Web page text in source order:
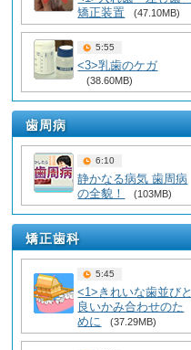
矯正装置
(47.10MB)
5:55
<3>乳歯のケガ
(38.60MB)
歯周病
6:10
静かなる病気 歯周病
の全貌！
(103MB)
矯正歯科
5:45
<1>きれいな歯並びと
良いかみ合わせのた
めに
(37.29MB)